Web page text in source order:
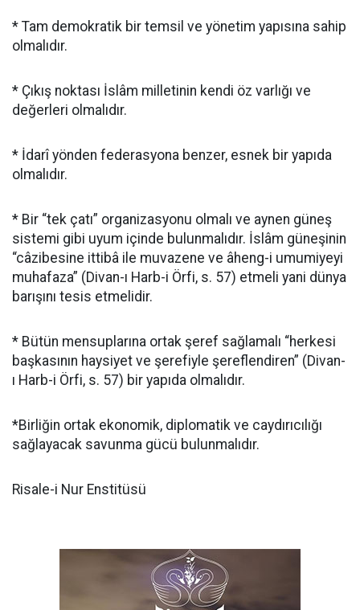
* Tam demokratik bir temsil ve yönetim yapısına sahip
olmalıdır.
* Çıkış noktası İslâm milletinin kendi öz varlığı ve
değerleri olmalıdır.
* İdarî yönden federasyona benzer, esnek bir yapıda
olmalıdır.
* Bir “tek çatı” organizasyonu olmalı ve aynen güneş
sistemi gibi uyum içinde bulunmalıdır. İslâm güneşinin
“câzibesine ittibâ ile muvazene ve âheng-i umumiyeyi
muhafaza” (Divan-ı Harb-i Örfi, s. 57) etmeli yani dünya
barışını tesis etmelidir.
* Bütün mensuplarına ortak şeref sağlamalı “herkesi
başkasının haysiyet ve şerefiyle şereflendiren” (Divan-
ı Harb-i Örfi, s. 57) bir yapıda olmalıdır.
*Birliğin ortak ekonomik, diplomatik ve caydırıcılığı
sağlayacak savunma gücü bulunmalıdır.
Risale-i Nur Enstitüsü